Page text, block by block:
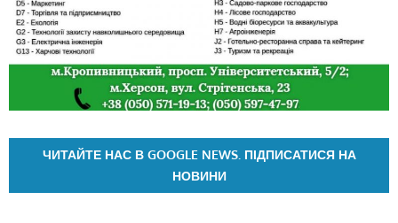
ЧИТАЙТЕ НАС В GOOGLE NEWS. ПІДПИСАТИСЯ НА
НОВИНИ